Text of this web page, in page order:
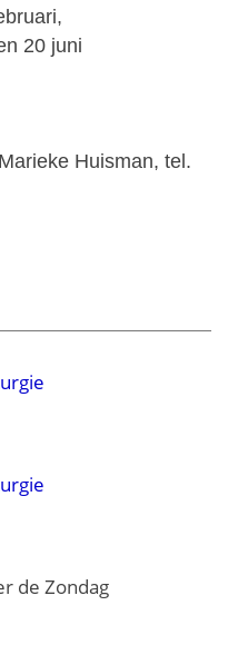
20 juni
Huisman, tel.
de Zondag